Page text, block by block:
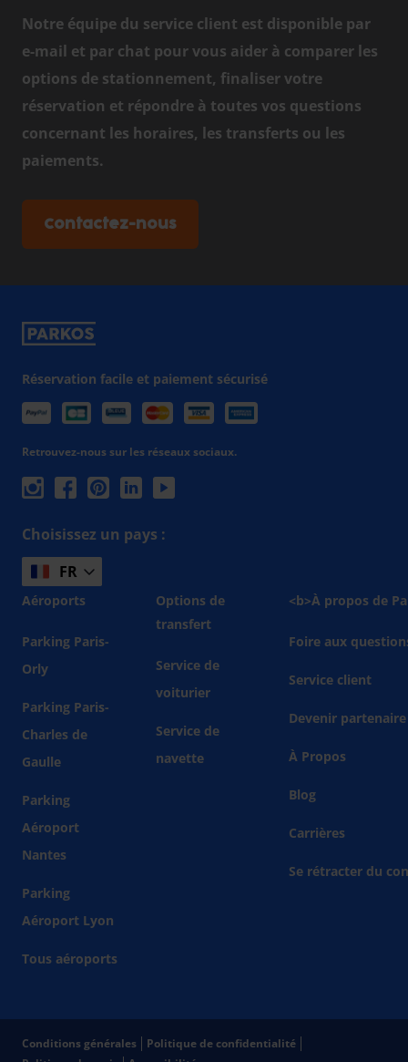
Notre équipe du service client est disponible par
e-mail et par chat pour vous aider à comparer les
options de stationnement, finaliser votre
réservation et répondre à toutes vos questions
concernant les horaires, les transferts ou les
paiements.
Contactez-nous
Réservation facile et paiement sécurisé
Retrouvez-nous sur les réseaux sociaux.
Choisissez un pays :
FR
Aéroports
Parking Paris-
Orly
Parking Paris-
Charles de
Gaulle
Parking
Aéroport
Nantes
Parking
Aéroport Lyon
Tous aéroports
Options de
transfert
Service de
voiturier
Service de
navette
<b>À propos de
Foire aux
Service client
Devenir partenaire
À Propos
Blog
Carrières
Se rétracter du
Conditions générales
Politique de confidentialité